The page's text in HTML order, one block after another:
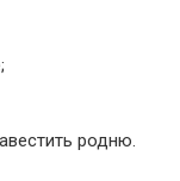
родню.